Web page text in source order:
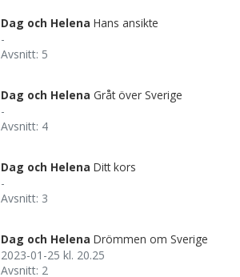
Dag och Helena Hans ansikte
-
Avsnitt: 5
Dag och Helena Gråt över Sverige
-
Avsnitt: 4
Dag och Helena Ditt kors
-
Avsnitt: 3
Dag och Helena Drömmen om Sverige
2023-01-25 kl. 20.25
Avsnitt: 2